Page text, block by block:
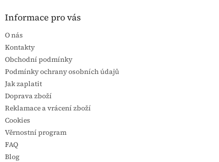
Informace pro vás
O nás
Kontakty
Obchodní podmínky
Podmínky ochrany osobních údajů
Jak zaplatit
Doprava zboží
Reklamace a vrácení zboží
Cookies
Věrnostní program
FAQ
Blog